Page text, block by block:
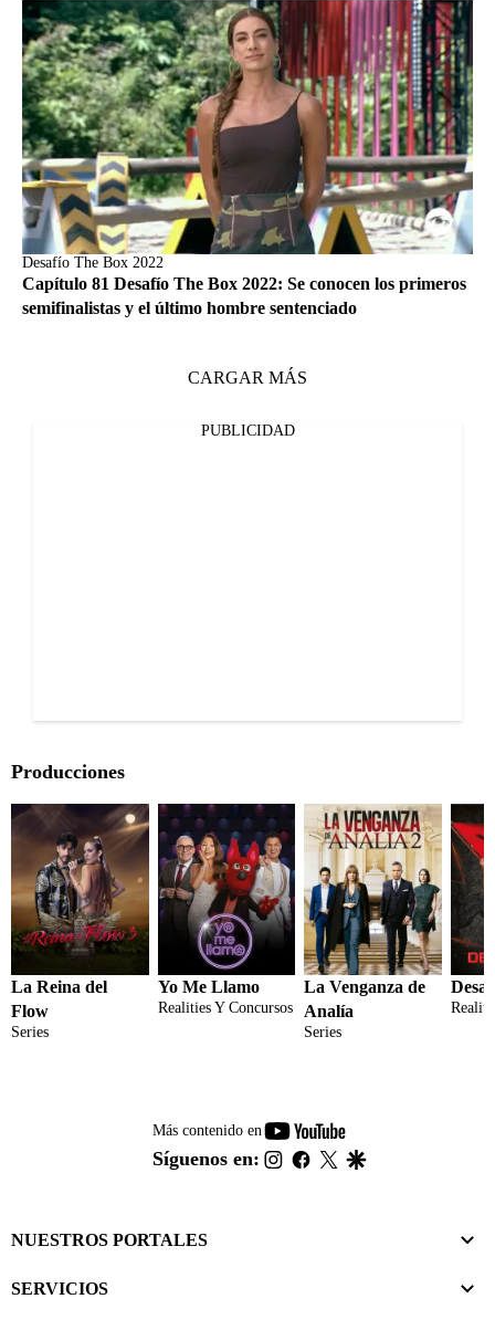
Desafío The Box 2022
Capítulo 81 Desafío The Box 2022: Se conocen los primeros
semifinalistas y el último hombre sentenciado
CARGAR MÁS
PUBLICIDAD
Producciones
La Reina del
Flow
Series
Yo Me Llamo
Realities Y Concursos
La Venganza de
Analía
Series
Más contenido en
youtube-
footer
Síguenos en: instagram
facebook
twitter
NUESTROS PORTALES
SERVICIOS